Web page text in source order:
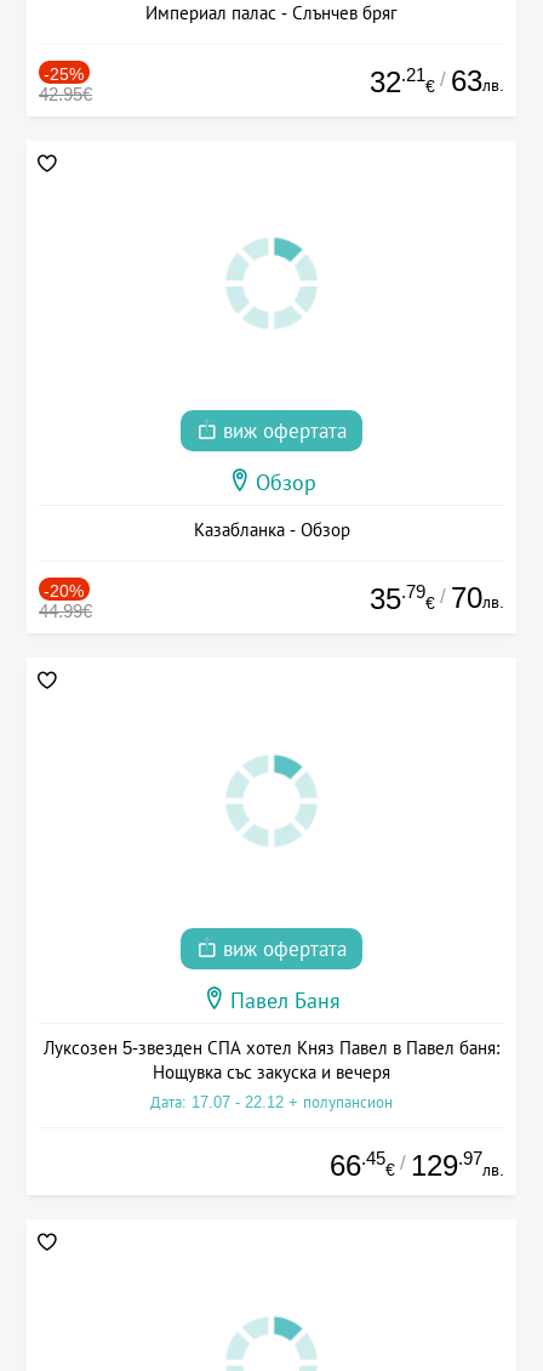
Империал палас - Слънчев бряг
-25%
42.95€ 32.21
€ / 63лв.
виж офертата
Обзор
Казабланка - Обзор
-20%
44.99€ 35.79
€ / 70лв.
виж офертата
Павел Баня
Луксозен 5-звезден СПА хотел Княз Павел в Павел баня:
Нощувка със закуска и вечеря
Дата: 17.07 - 22.12 + полупансион
66.45
€ / 129.97
лв.